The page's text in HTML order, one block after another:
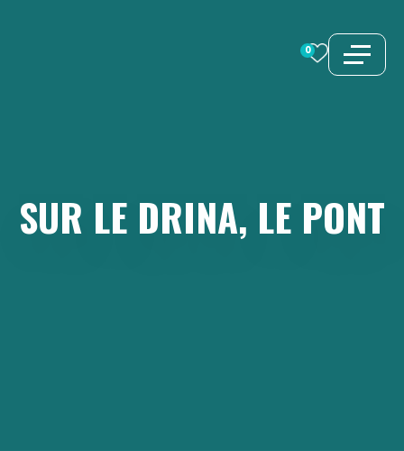
0
SUR LE DRINA, LE PONT